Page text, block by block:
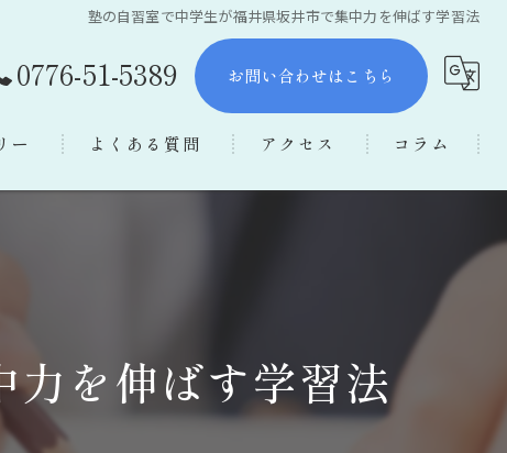
塾の自習室で中学生が福井県坂井市で集中力を伸ばす学習法
0776-51-5389 お問い合わせはこちら
ー よくある質問 アクセス コラム
を伸ばす学習法